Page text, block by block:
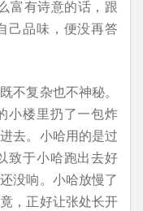
富有诗意的话，跟
己品味，便没再答
不复杂也不神秘。
小楼里扔了一包炸
去。小哈用的是过
致于小哈跑出去好
没响。小哈放慢了
，正好让张处长开